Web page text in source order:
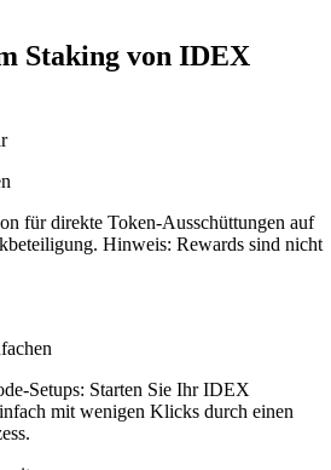
Staking von IDEX
für direkte Token-Ausschüttungen auf
Hinweis: Rewards sind nicht
Setups: Starten Sie Ihr IDEX
mit wenigen Klicks durch einen